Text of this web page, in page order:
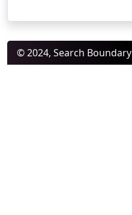
© 2024, Search Boundary